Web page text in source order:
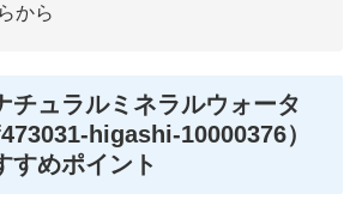
から
チュラルミネラルウォータ
higashi-10000376）
すめポイント